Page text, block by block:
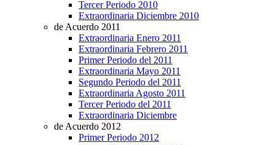
Tercer Periodo 2010
Extraordinaria Diciembre 2010
de Acuerdo 2011
Extraordinaria Enero 2011
Extraordinaria Febrero 2011
Primer Periodo del 2011
Extraordinaria Mayo 2011
Segundo Periodo del 2011
Extraordinaria Agosto 2011
Tercer Periodo del 2011
Extraordinaria Diciembre
de Acuerdo 2012
Primer Periodo 2012